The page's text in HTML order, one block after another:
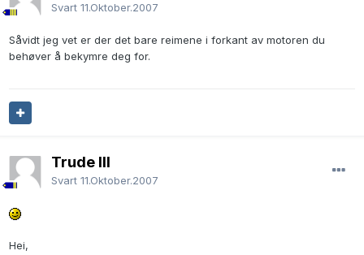
Svart 11.Oktober.2007
Såvidt jeg vet er der det bare reimene i forkant av motoren du
behøver å bekymre deg for.
Trude III
Svart 11.Oktober.2007
Hei,